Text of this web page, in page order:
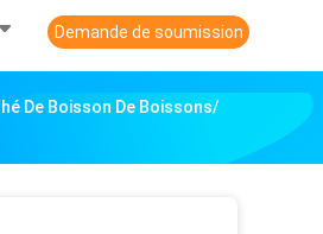
Demande de soumission
De Boisson De Boissons/